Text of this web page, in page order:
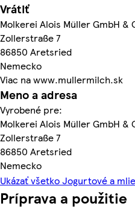
Vrátiť
Molkerei Alois Müller GmbH &
Zollerstraße 7
86850 Aretsried
Nemecko
Viac na www.mullermilch.sk
Meno a adresa
Vyrobené pre:
Molkerei Alois Müller GmbH &
Zollerstraße 7
86850 Aretsried
Nemecko
Ukázať všetko Jogurtové a
Príprava a použitie